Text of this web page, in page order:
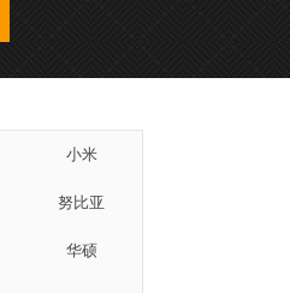
小米
努比亚
华硕